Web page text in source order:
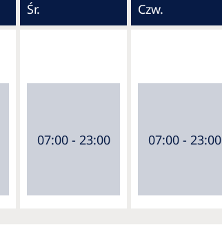
Śr. Czw.
07:00 - 23:00 07:00 - 23:00